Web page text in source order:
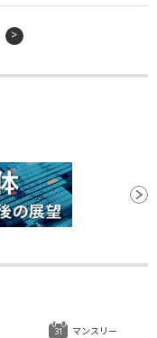
マンスリー